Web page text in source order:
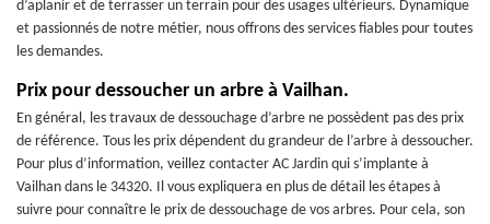
d’aplanir et de terrasser un terrain pour des usages ultérieurs. Dynamique
et passionnés de notre métier, nous offrons des services fiables pour toutes
les demandes.
Prix pour dessoucher un arbre à Vailhan.
En général, les travaux de dessouchage d’arbre ne possèdent pas des prix
de référence. Tous les prix dépendent du grandeur de l’arbre à dessoucher.
Pour plus d’information, veillez contacter AC Jardin qui s’implante à
Vailhan dans le 34320. Il vous expliquera en plus de détail les étapes à
suivre pour connaître le prix de dessouchage de vos arbres. Pour cela, son